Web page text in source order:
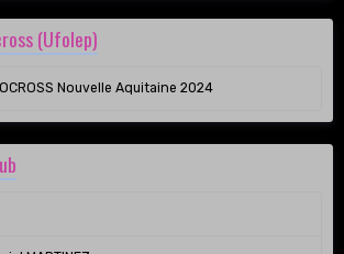
(Ufolep)
Nouvelle Aquitaine 2024